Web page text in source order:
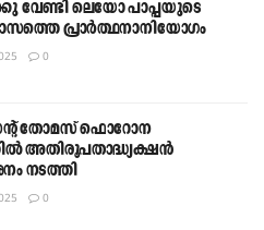
വേണ്ടി ലെയോ പാപ്പയുടെ
പ്രാര്‍ത്ഥനാനിയോഗം
0
തോമസ് ഫൊറോന
അതിരൂപതാദ്ധ്യക്ഷൻ
നടത്തി
0